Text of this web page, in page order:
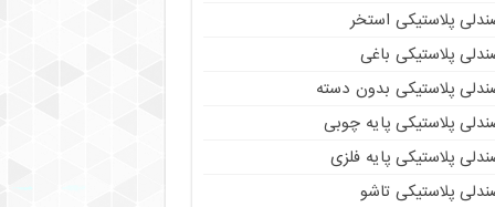
پلاستیکی استخر
پلاستیکی باغی
پلاستیکی بدون دسته
پلاستیکی پایه چوبی
پلاستیکی پایه فلزی
پلاستیکی تاشو